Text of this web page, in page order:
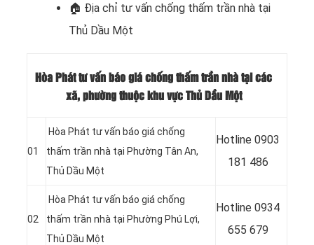
🏠 Địa chỉ tư vấn chống thấm trần nhà tại
Thủ Dầu Một
Hòa Phát tư vấn báo giá chống thấm trần nhà tại các
xã, phường thuộc khu vực Thủ Dầu Một
01
Hòa Phát tư vấn báo giá chống
thấm trần nhà tại Phường Tân An,
Thủ Dầu Một
Hotline 0903
181 486
02
Hòa Phát tư vấn báo giá chống
thấm trần nhà tại Phường Phú Lợi,
Thủ Dầu Một
Hotline 0934
655 679